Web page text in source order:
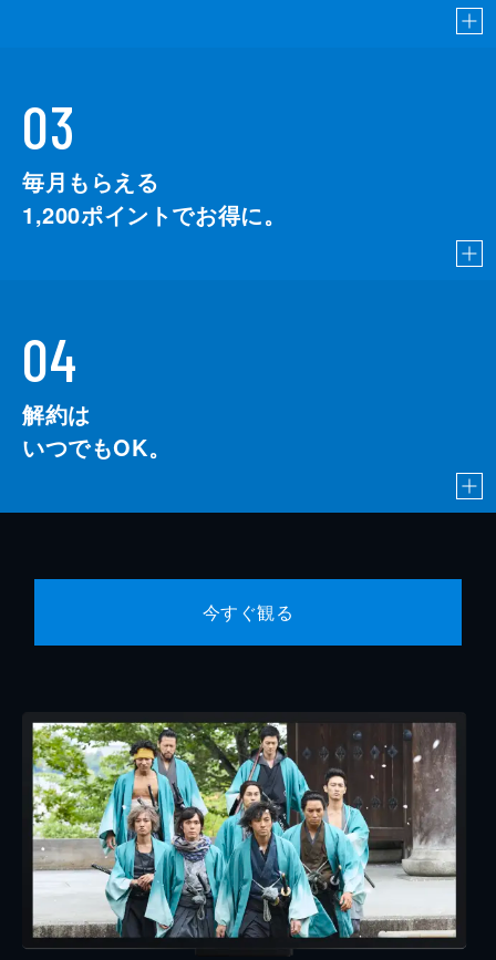
03
毎月もらえる
1,200ポイントでお得に。
04
解約は
いつでもOK。
今すぐ観る